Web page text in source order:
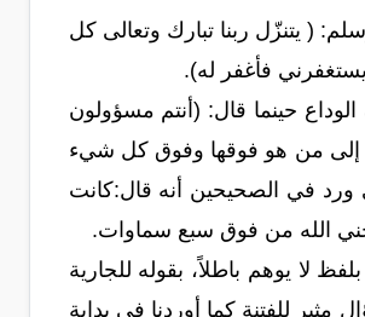
( يتنزّل ربنا تبارك وتعالى كل
فأغفر له).
حينما قال: (أنتم مسؤولون
إلى من هو فوقها وفوق كل شيء
ورد في الصحيحين أنه قال:كانت
الله من فوق سبع سماوات.
لا يوهم باطلاً، بقوله للجارية
مثير للفتنة كما أوردنا في بداية